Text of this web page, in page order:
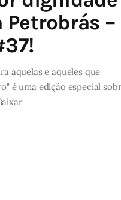
–
aquelas e aqueles que
é uma edição especial